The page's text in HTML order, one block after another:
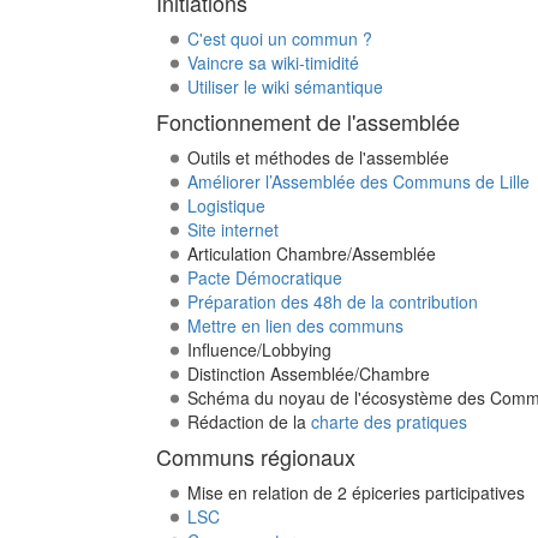
C'est quoi un commun ?
Vaincre sa wiki-timidité
Utiliser le wiki sémantique
Fonctionnement de l'assemblée
Outils et méthodes de l'assemblée
Améliorer l’Assemblée des Communs de Lille
Logistique
Site internet
Articulation Chambre/Assemblée
Pacte Démocratique
Préparation des 48h de la contribution
Mettre en lien des communs
Influence/Lobbying
Distinction Assemblée/Chambre
Schéma du noyau de l'écosystème des
Rédaction de la charte des pratiques
Communs régionaux
Mise en relation de 2 épiceries participatives
LSC